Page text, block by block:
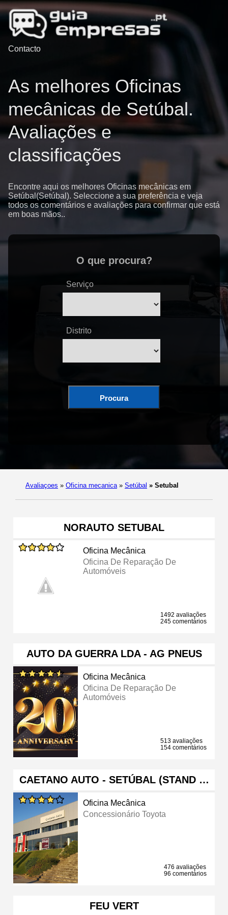
Contacto
As melhores Oficinas
mecânicas de Setúbal.
Avaliações e
classificações
Encontre aqui os melhores Oficinas mecânicas em
Setúbal(Setúbal). Seleccione a sua preferência e veja
todos os comentários e avaliações para confirmar que está
em boas mãos..
O que procura?
Serviço
Distrito
Procura
Avaliaçoes » Oficina mecanica » Setúbal » Setubal
NORAUTO SETUBAL
Oficina Mecânica
Oficina De Reparação De
Automóveis
1492 avaliações
245 comentários
AUTO DA GUERRA LDA - AG PNEUS
Oficina Mecânica
Oficina De Reparação De
Automóveis
513 avaliações
154 comentários
CAETANO AUTO - SETÚBAL (STAND …
Oficina Mecânica
Concessionário Toyota
476 avaliações
96 comentários
FEU VERT